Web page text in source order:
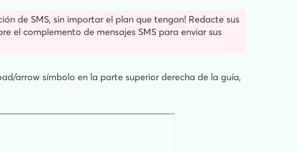
de SMS, sin importar el plan que tengan! Redacte sus
el complemento de mensajes SMS para enviar sus
arrow símbolo en la parte superior derecha de la guía,